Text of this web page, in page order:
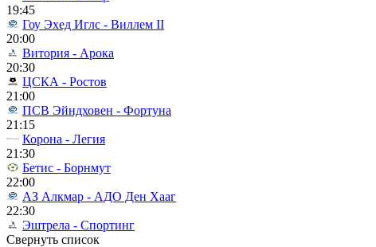
19:45
Гоу Эхед Иглс - Виллем II
20:00
Витория - Арока
20:30
ЦСКА - Ростов
21:00
ПСВ Эйндховен - Фортуна
21:15
Корона - Легия
21:30
Бетис - Борнмут
22:00
АЗ Алкмар - АДО Ден Хааг
22:30
Эштрела - Спортинг
Свернуть список